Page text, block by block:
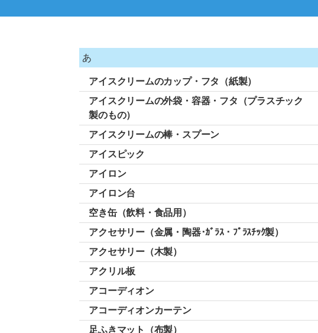
あ
アイスクリームのカップ・フタ（紙製）
アイスクリームの外袋・容器・フタ（プラスチック
製のもの）
アイスクリームの棒・スプーン
アイスピック
アイロン
アイロン台
空き缶（飲料・食品用）
アクセサリー（金属・陶器･ｶﾞﾗｽ・ﾌﾟﾗｽﾁｯｸ製）
アクセサリー（木製）
アクリル板
アコーディオン
アコーディオンカーテン
足ふきマット（布製）